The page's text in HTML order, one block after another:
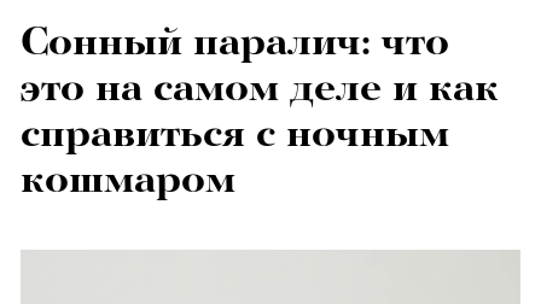
Сонный паралич: что
это на самом деле и как
справиться с ночным
кошмаром